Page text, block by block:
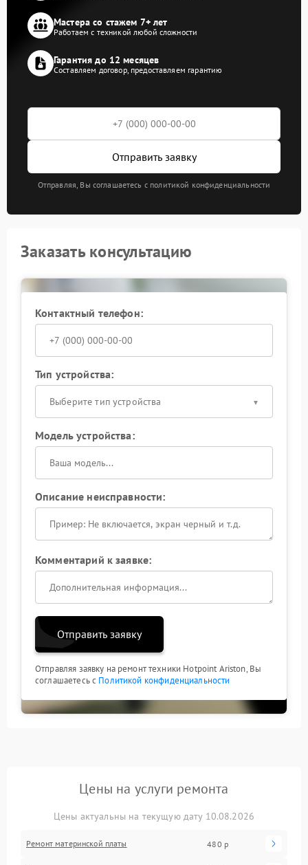
Мастера со стажем 7+ лет
Работаем с техникой любой сложности
Гарантия до 12 месяцев
Составляем договор, предоставляем гарантию
Отправить заявку
Отправляя, Вы соглашаетесь с политикой конфиденциальности
Заказать консультацию
Контактный телефон:
Тип устройства:
Выберите тип устройства
Модель устройства:
Описание неисправности:
Комментарий к заявке:
Отправить заявку
Отправляя заявку на ремонт техники Hotpoint Ariston, Вы
соглашаетесь с Политикой конфиденциальности
Цены на услуги ремонта
Цены актуальны на текущую дату 10.08.2026
Ремонт материнской платы 480 р